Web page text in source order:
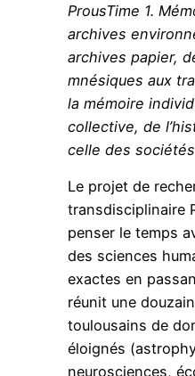
ProusTime 1.
archives
archives papier,
mnésiques aux
la mémoire
collective, de
celle des
Le projet de
transdisciplinaire
penser le temps
des sciences
exactes en
réunit une
toulousains de
éloignés
neurosciences,